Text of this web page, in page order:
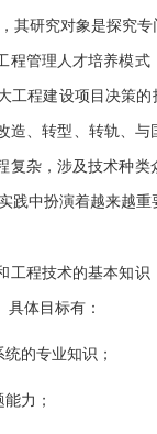
其研究对象是探究
程管理人才培养模
工程建设项目决策
造、转型、转轨、
复杂，涉及技术种
践中扮演着越来越重
工程技术的基本知
具体目标有：
的专业知识；
力；